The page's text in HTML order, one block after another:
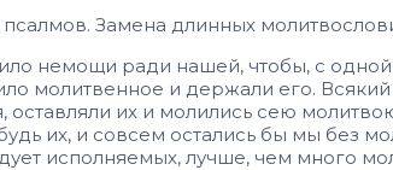
Замена длинных
немощи ради нашей, чтобы, с одной
молитвенное и держали его. Всякий
их и молились сею
их, и совсем остались бы мы без
исполняемых, лучше, чем много